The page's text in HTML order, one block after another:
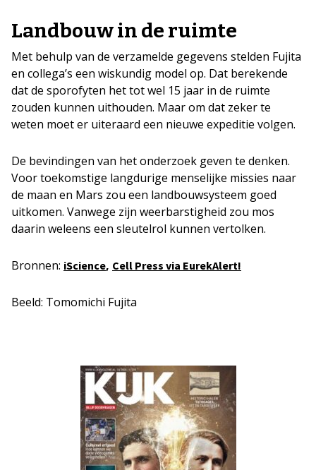
Landbouw in de ruimte
Met behulp van de verzamelde gegevens stelden Fujita
en collega’s een wiskundig model op. Dat berekende
dat de sporofyten het tot wel 15 jaar in de ruimte
zouden kunnen uithouden. Maar om dat zeker te
weten moet er uiteraard een nieuwe expeditie volgen.
De bevindingen van het onderzoek geven te denken.
Voor toekomstige langdurige menselijke missies naar
de maan en Mars zou een landbouwsysteem goed
uitkomen. Vanwege zijn weerbarstigheid zou mos
daarin weleens een sleutelrol kunnen vertolken.
Bronnen: iScience, Cell Press via EurekAlert!
Beeld: Tomomichi Fujita